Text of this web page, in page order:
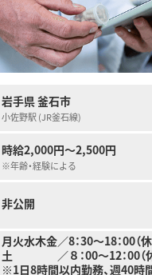
岩手県 釜石市
小佐野駅 (JR釜石線)
時給2,000円～2,500円
※年齢・経験による
非公開
月火水木金／8：30～18：00（
土 ／８：00～12：00（休
※1日8時間以内勤務、週40時